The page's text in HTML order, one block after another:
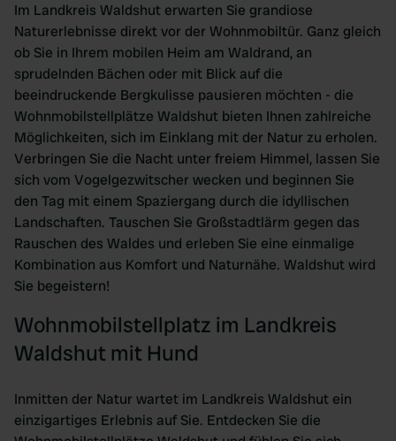
Im Landkreis Waldshut erwarten Sie grandiose
Naturerlebnisse direkt vor der Wohnmobiltür. Ganz gleich
ob Sie in Ihrem mobilen Heim am Waldrand, an
sprudelnden Bächen oder mit Blick auf die
beeindruckende Bergkulisse pausieren möchten - die
Wohnmobilstellplätze Waldshut bieten Ihnen zahlreiche
Möglichkeiten, sich im Einklang mit der Natur zu erholen.
Verbringen Sie die Nacht unter freiem Himmel, lassen Sie
sich vom Vogelgezwitscher wecken und beginnen Sie
den Tag mit einem Spaziergang durch die idyllischen
Landschaften. Tauschen Sie Großstadtlärm gegen das
Rauschen des Waldes und erleben Sie eine einmalige
Kombination aus Komfort und Naturnähe. Waldshut wird
Sie begeistern!
Wohnmobilstellplatz im Landkreis
Waldshut mit Hund
Inmitten der Natur wartet im Landkreis Waldshut ein
einzigartiges Erlebnis auf Sie. Entdecken Sie die